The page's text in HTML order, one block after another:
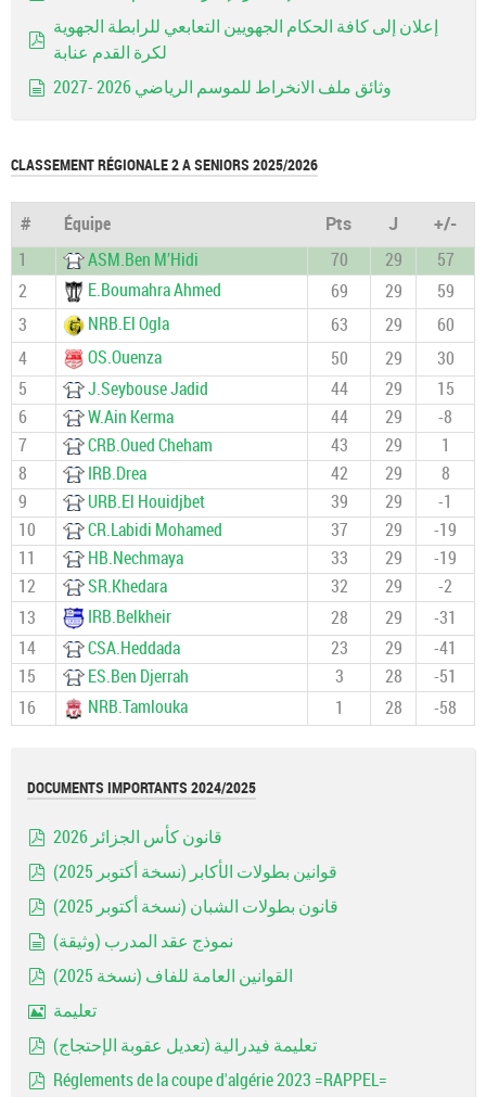
pdf
إعلان إلى كافة الحكام الجهويين التعابعي للرابطة الجهوية
لكرة القدم عنابة
وثائق ملف الانخراط للموسم الرياضي 2026 -2027
CLASSEMENT RÉGIONALE 2 A SENIORS 2025/2026
# Équipe Pts J
+/-
1
ASM.Ben M’Hidi 70 29
57
2
E.Boumahra Ahmed 69 29
59
3
NRB.El Ogla 63 29
60
4
OS.Ouenza 50 29
30
5
J.Seybouse Jadid 44 29
15
6
W.Ain Kerma 44 29
-8
7
CRB.Oued Cheham 43 29
1
8
IRB.Drea 42 29
8
9
URB.El Houidjbet 39 29
-1
10
CR.Labidi Mohamed 37 29
-19
11
HB.Nechmaya 33 29
-19
12
SR.Khedara 32 29
-2
13
IRB.Belkheir 28 29
-31
14
CSA.Heddada 23 29
-41
15
ES.Ben Djerrah 3 28
-51
16
NRB.Tamlouka 1 28 -58
DOCUMENTS IMPORTANTS 2024/2025
قانون كأس الجزائر 2026
قوانين بطولات الأكابر (نسخة أكتوبر 2025)
قانون بطولات الشبان (نسخة أكتوبر 2025)
نموذج عقد المدرب (وثيقة)
القوانين العامة للفاف (نسخة 2025)
تعليمة
تعليمة فيدرالية (تعديل عقوبة الإحتجاج)
Réglements de la coupe d'algérie 2023 =RAPPEL=